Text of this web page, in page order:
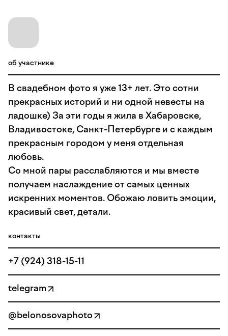
об участнике
В свадебном фото я уже 13+ лет. Это сотни
прекрасных историй и ни одной невесты на
ладошке) За эти годы я жила в Хабаровске,
Владивостоке, Санкт-Петербурге и с каждым
прекрасным городом у меня отдельная
любовь.
Со мной пары расслабляются и мы вместе
получаем наслаждение от самых ценных
искренних моментов. Обожаю ловить эмоции,
красивый свет, детали.
контакты
+7 (924) 318-15-11
telegram
@belonosovaphoto